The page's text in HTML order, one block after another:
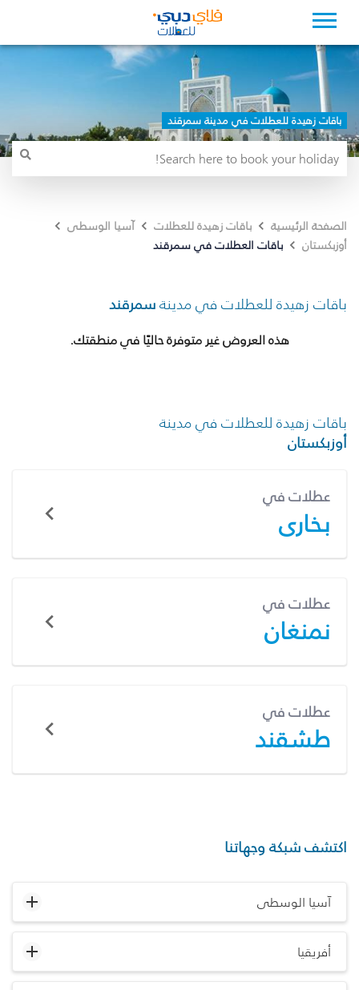
باقات زهيدة للعطلات في مدينة سمرقند
الصفحة الرئيسية باقات زهيدة للعطلات
آسيا الوسطى
أوزبكستان
باقات العطلات في سمرقند
باقات زهيدة للعطلات في مدينةسمرقند
هذه العروض غير متوفرة حاليًا في منطقتك.
باقات زهيدة للعطلات في مدينة
أوزبكستان
عطلات في
بخارى
عطلات في
نمنغان
عطلات في
طشقند
اكتشف شبكة وجهاتنا
آسيا الوسطى
أفريقيا